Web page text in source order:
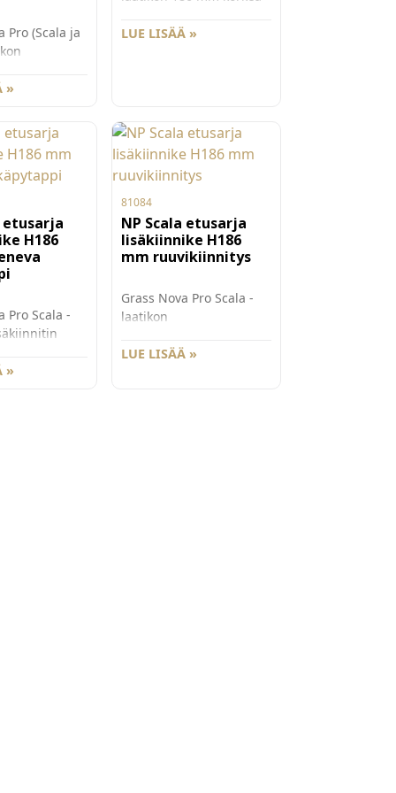
Pro (Scala ja
90 ja
mm
myös
G81084.
»
mm. Grass Nova Pro
maksimoitu. Väri St one.
Pakkauskoko 20kpl/ltk.
LUE LISÄÄ »
etusarja
H186
Pro Scala -
»
81084
NP Scala etusarja
lisäkiinnike H186
mm ruuvikiinnitys
Grass Nova Pro Scala -
laatikon
lisäkiinnitin 186 mm
LUE LISÄÄ »